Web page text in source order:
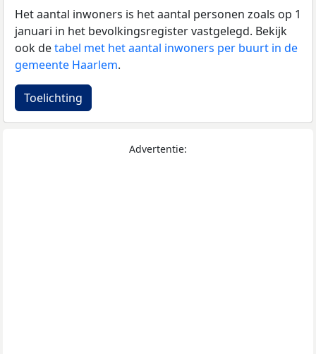
Het aantal inwoners is het aantal personen zoals op 1
januari in het bevolkingsregister vastgelegd. Bekijk
ook detabel met het aantal inwoners per buurt in de
gemeente Haarlem.
Toelichting
Advertentie: